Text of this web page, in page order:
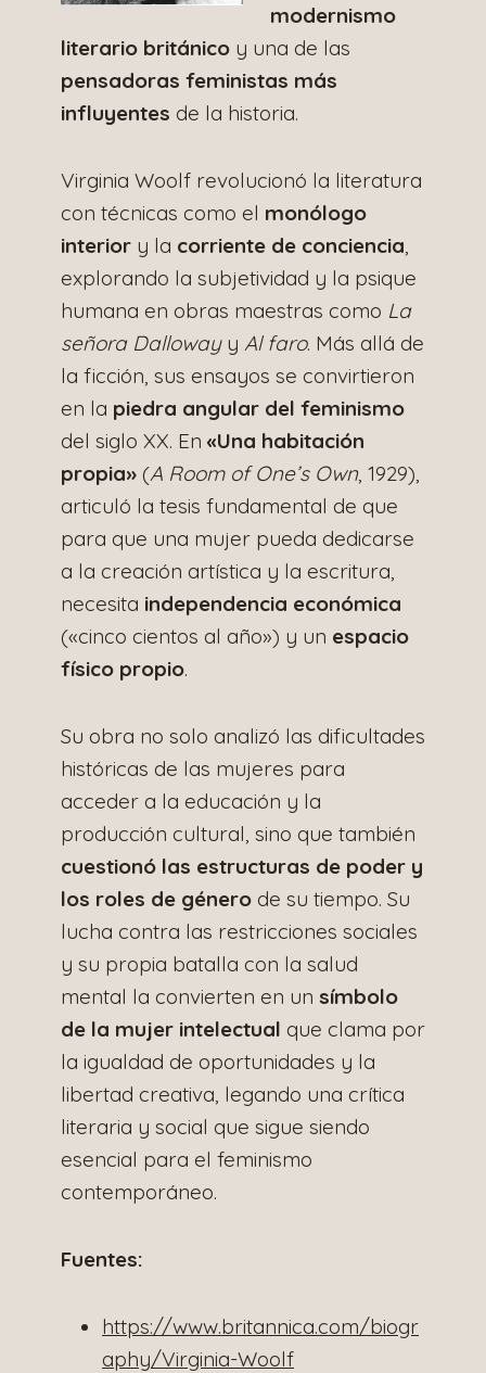
modernismo
literario británico y una de las
pensadoras feministas más
influyentes de la historia.
Virginia Woolf revolucionó la literatura
con técnicas como el monólogo
interior y la corriente de conciencia
explorando la subjetividad y la psique
humana en obras maestras como La
señora Dallowayy Al faro. Más allá de
la ficción, sus ensayos se convirtieron
en la piedra angular del feminismo
del siglo XX. En «Una habitación
propia» (A Room of One’s Own, 1929),
articuló la tesis fundamental de que
para que una mujer pueda dedicarse
a la creación artística y la escritura,
necesita independencia económica
(«cinco cientos al año») y un espacio
físico propio.
Su obra no solo analizó las dificultades
históricas de las mujeres para
acceder a la educación y la
producción cultural, sino que también
cuestionó las estructuras de poder y
los roles de género de su tiempo. Su
lucha contra las restricciones sociales
y su propia batalla con la salud
mental la convierten en un símbolo
de la mujer intelectual que clama por
la igualdad de oportunidades y la
libertad creativa, legando una crítica
literaria y social que sigue siendo
esencial para el feminismo
contemporáneo.
Fuentes:
https://www.britannica.com/biogr
aphy/Virginia-Woolf